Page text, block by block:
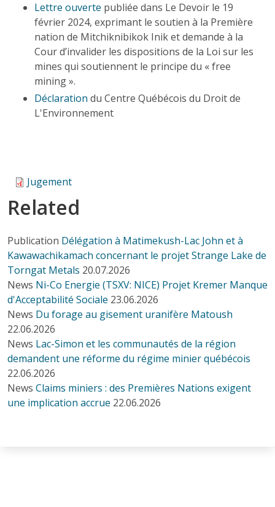
Lettre ouverte publiée dans Le Devoir le 19
février 2024, exprimant le soutien à la Première
nation de Mitchiknibikok Inik et demande à la
Cour d’invalider les dispositions de la Loi sur les
mines qui soutiennent le principe du « free
mining ».
Déclaration du Centre Québécois du Droit de
L'Environnement
Jugement
Related
Publication Délégation à Matimekush-Lac John et à
Kawawachikamach concernant le projet Strange Lake de
Torngat Metals 20.07.2026
News Ni-Co Energie (TSXV: NICE) Projet Kremer Manque
d'Acceptabilité Sociale 23.06.2026
News Du forage au gisement uranifère Matoush
22.06.2026
News Lac-Simon et les communautés de la région
demandent une réforme du régime minier québécois
22.06.2026
News Claims miniers : des Premières Nations exigent
une implication accrue 22.06.2026